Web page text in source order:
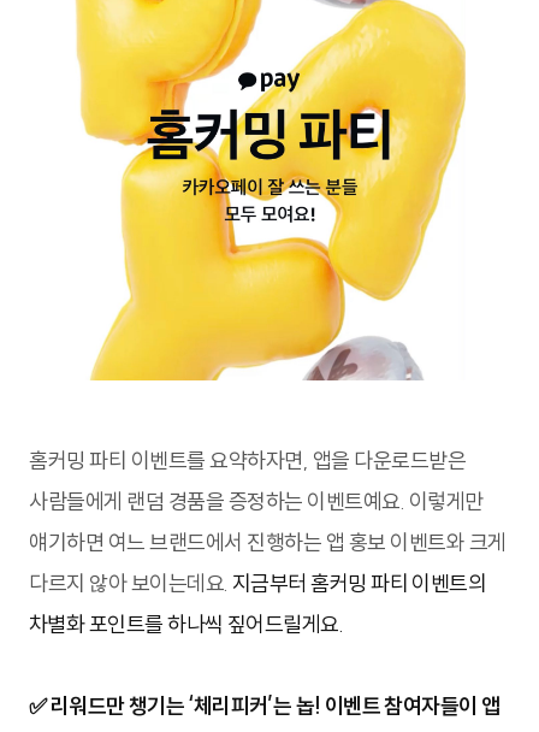
홈커밍 파티 이벤트를 요약하자면, 앱을 다운로드받은
사람들에게 랜덤 경품을 증정하는 이벤트예요. 이렇게만
얘기하면 여느 브랜드에서 진행하는 앱 홍보 이벤트와 크게
다르지 않아 보이는데요. 지금부터 홈커밍 파티 이벤트의
차별화 포인트를 하나씩 짚어드릴게요.
✅ 리워드만 챙기는 ‘체리피커’는 놉! 이벤트 참여자들이 앱